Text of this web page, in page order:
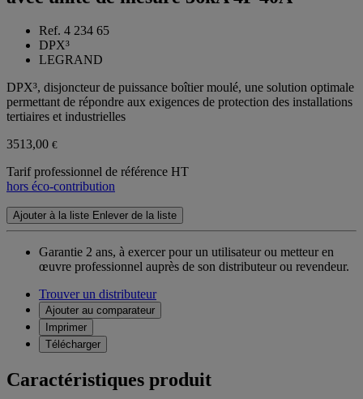
Ref. 4 234 65
DPX³
LEGRAND
DPX³, disjoncteur de puissance boîtier moulé, une solution optimale
permettant de répondre aux exigences de protection des installations
tertiaires et industrielles
3513,00 €
Tarif professionnel de référence HT
hors éco-contribution
Ajouter à la liste Enlever de la liste
Garantie 2 ans, à exercer pour un utilisateur ou metteur en
œuvre professionnel auprès de son distributeur ou revendeur.
Trouver un distributeur
Ajouter au comparateur
Imprimer
Télécharger
Caractéristiques produit